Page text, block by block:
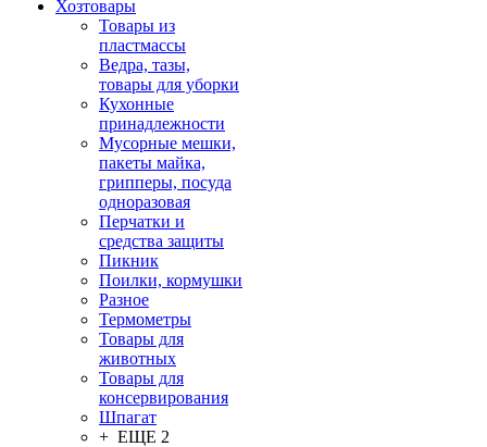
Хозтовары
Товары из
пластмассы
Ведра, тазы,
товары для уборки
Кухонные
принадлежности
Мусорные мешки,
пакеты майка,
грипперы, посуда
одноразовая
Перчатки и
средства защиты
Пикник
Поилки, кормушки
Разное
Термометры
Товары для
животных
Товары для
консервирования
Шпагат
+ ЕЩЕ 2